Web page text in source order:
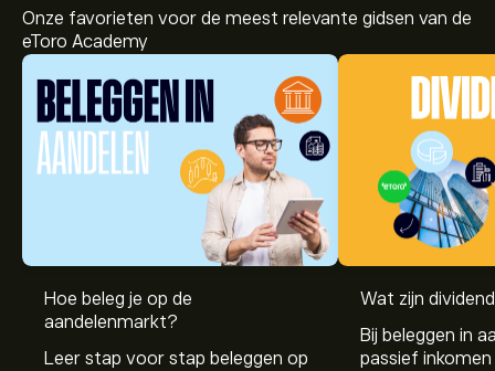
Onze favorieten voor de meest relevante gidsen van de
eToro Academy
Hoe beleg je op de
aandelenmarkt?
Leer stap voor stap beleggen op
Wat zijn
Bij beleggen in
passief